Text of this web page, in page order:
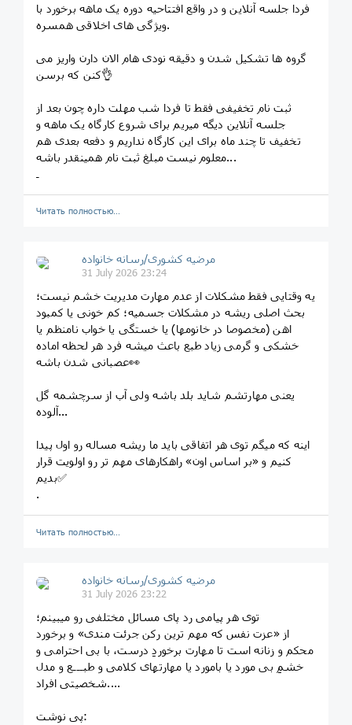
فردا جلسه آنلاین و در واقع افتتاحیه دوره یک ماهه برخورد با
ویژگی های اخلاقی همسره.
گروه ها تشکیل شدن و دقیقه نودی هام الان دارن واریز می
کنن که برسن👌
ثبت نام تخفیفی فقط تا فردا شب مهلت داره چون بعد از
جلسه آنلاین دیگه میریم برای شروع کارگاه یک ماهه و
تخفیف تا چند ماه برای این کارگاه نداریم و دفعه بعدی هم
معلوم نیست مبلغ ثبت نام همینقدر باشه...
Читать полностью…
مرضیه کشوری/رسانه خانواده
31 July 2026 23:24
یه وقتایی فقط مشکلات از عدم مهارت مدیریت خشم نیست؛
بحث اصلی ریشه در مشکلات جسمیه؛ کم خونی یا کمبود
اهن (مخصوصا در خانومها) یا خستگی یا خواب نامنظم یا
خشکی و گرمی زیاد طبع باعث میشه فرد هر لحظه اماده
عصبانی شدن باشه👀
یعنی مهارتشم شاید بلد باشه ولی آب از سرچشمه گل
آلوده...
اینه که میگم توی هر اتفاقی باید ما ریشه مساله رو اول پیدا
کنیم و «بر اساس اون» راهکارهای مهم تر رو اولویت قرار
بدیم✅
.
Читать полностью…
مرضیه کشوری/رسانه خانواده
31 July 2026 23:22
توی هر پیامی رد پای مسائل مختلفی رو میبینم؛
از «عزت نفس که مهم ترین رکن جرئت مندی» و برخورد
محکم و زنانه است تا مهارت برخوردِ درست، با بی احترامی و
خشمِ بی مورد یا بامورد یا مهارتهای کلامی و طبـــع و مدل
شخصیتی افراد....
پی نوشت: